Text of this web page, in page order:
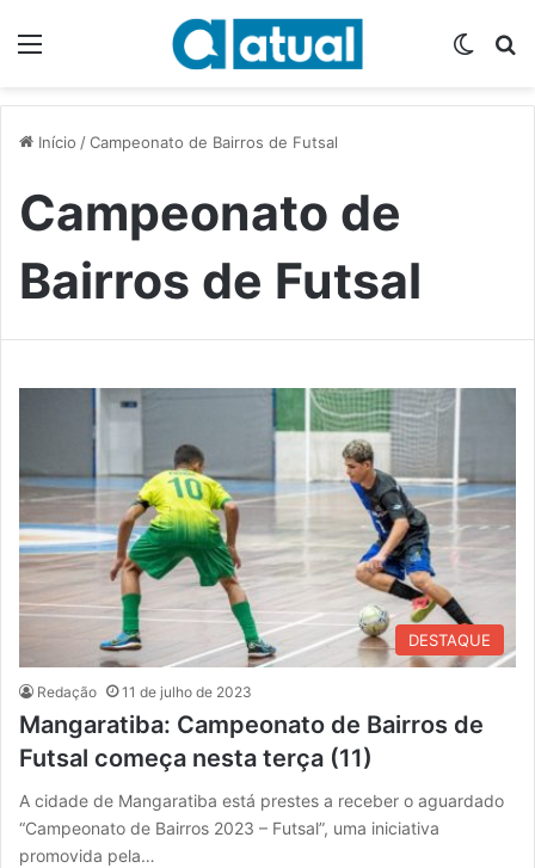
Início /Campeonato de Bairros de Futsal
Campeonato de
Bairros de Futsal
DESTAQUE
Redação 11 de julho de 2023
Mangaratiba: Campeonato de Bairros de
Futsal começa nesta terça (11)
A cidade de Mangaratiba está prestes a receber o aguardado
“Campeonato de Bairros 2023 – Futsal”, uma iniciativa
promovida pela…